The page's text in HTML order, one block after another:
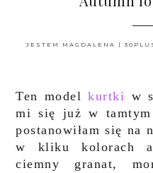
JESTEM MAGDALENA |
Ten modelkurtki w
mi się już w
postanowiłam się na
w kliku kolorach a
ciemny granat,